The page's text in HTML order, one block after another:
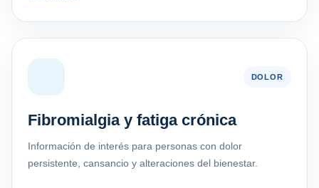
DOLOR
Fibromialgia y fatiga crónica
Información de interés para personas con dolor
persistente, cansancio y alteraciones del bienestar.